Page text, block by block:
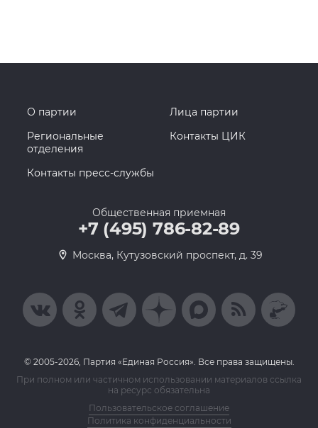
О партии
Лица партии
Региональные
отделения
Контакты ЦИК
Контакты пресс-службы
Общественная приемная
+7 (495) 786-82-89
Москва, Кутузовский проспект, д. 39
© 2005-2026, Партия «Единая Россия». Все права защищены.
При полном или частичном использовании материалов ссылка
на ресурс обязательна
Пользовательское соглашение
Политика конфиденциальности